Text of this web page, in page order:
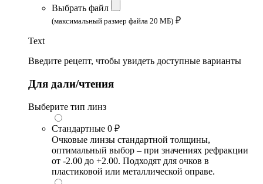
Выбрать файл
(максимальный размер файла 20 МБ) ₽
Text
Введите рецепт, чтобы увидеть доступные варианты
Для дали/чтения
Выберите тип линз
Стандартные 0 ₽
Очковые линзы стандартной толщины,
оптимальный выбор – при значениях рефракции
от -2.00 до +2.00. Подходят для очков в
пластиковой или металлической оправе.